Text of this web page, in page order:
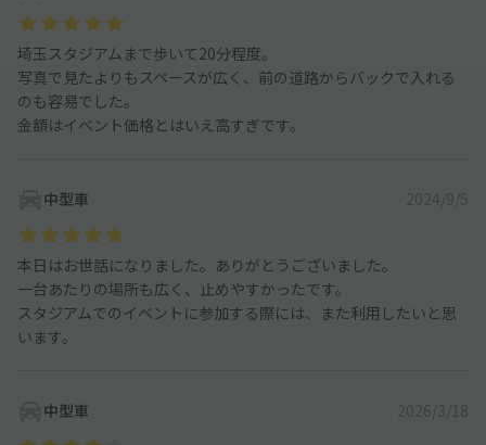
埼玉スタジアムまで歩いて20分程度。
写真で見たよりもスペースが広く、前の道路からバックで入れる
のも容易でした。
金額はイベント価格とはいえ高すぎです。
中型車 2024/9/5
本日はお世話になりました。ありがとうございました。
一台あたりの場所も広く、止めやすかったです。
スタジアムでのイベントに参加する際には、また利用したいと思
います。
中型車 2026/3/18